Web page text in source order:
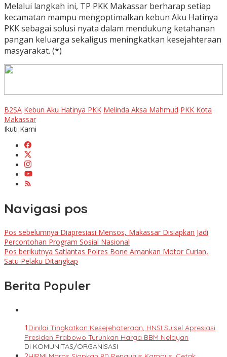
Melalui langkah ini, TP PKK Makassar berharap setiap
kecamatan mampu mengoptimalkan kebun Aku Hatinya
PKK sebagai solusi nyata dalam mendukung ketahanan
pangan keluarga sekaligus meningkatkan kesejahteraan
masyarakat. (*)
B2SA Kebun Aku Hatinya PKK Melinda Aksa Mahmud PKK Kota
Makassar
Ikuti Kami
Navigasi pos
Pos sebelumnya Diapresiasi Mensos, Makassar Disiapkan Jadi
Percontohan Program Sosial Nasional
Pos berikutnya Satlantas Polres Bone Amankan Motor Curian,
Satu Pelaku Ditangkap
Berita Populer
1 Dinilai Tingkatkan Kesejehateraan, HNSI Sulsel Apresiasi
Presiden Prabowo Turunkan Harga BBM Nelayan
Di KOMUNITAS/ORGANISASI